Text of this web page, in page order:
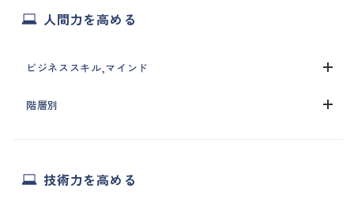
人間力を高める
ビジネススキル,マインド
階層別
技術力を高める